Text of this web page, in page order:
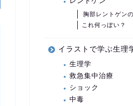
胸部レントゲン
これ何っぽい？
イラストで学ぶ生理
生理学
救急集中治療
ショック
中毒